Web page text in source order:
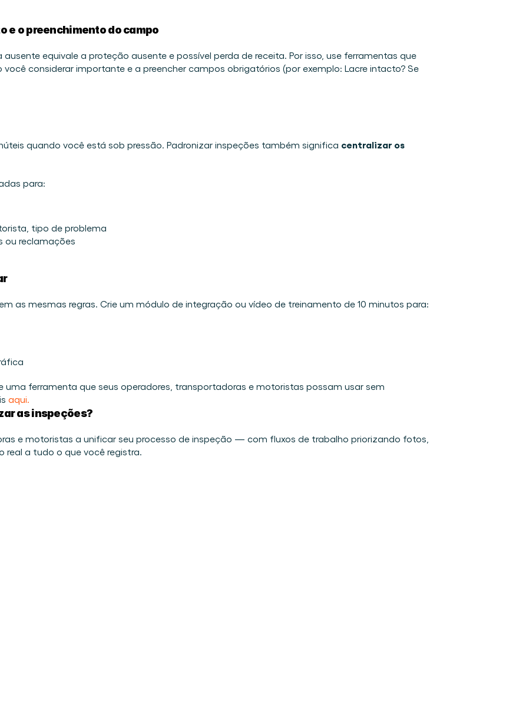
e o preenchimento do campo
equivale a proteção ausente e possível perda de receita. Por isso, use ferramentas que
considerar importante e a preencher campos obrigatórios (por exemplo: Lacre intacto? Se
quando você está sob pressão. Padronizar inspeções também significa centralizar os
para:
tipo de problema
ou reclamações
as mesmas regras. Crie um módulo de integração ou vídeo de treinamento de 10 minutos para:
uma ferramenta que seus operadores, transportadoras e motoristas possam usar sem
aqui.
as inspeções?
e motoristas a unificar seu processo de inspeção — com fluxos de trabalho priorizando fotos,
real a tudo o que você registra.